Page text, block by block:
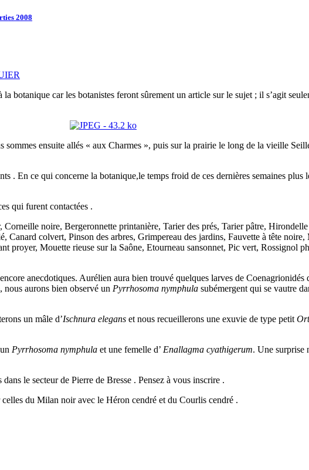
2008
botanique car les botanistes feront sûrement un article sur le sujet ; il s’agit
sommes ensuite allés « aux Charmes », puis sur la prairie le long de la vieille
. En ce qui concerne la botanique,le temps froid de ces dernières semaines plus
qui furent contactées .
Corneille noire, Bergeronnette printanière, Tarier des prés, Tarier pâtre,
colvert, Pinson des arbres, Grimpereau des jardins, Fauvette à tête
proyer, Mouette rieuse sur la Saône, Etourneau sansonnet, Pic vert, Rossignol
anecdotiques. Aurélien aura bien trouvé quelques larves de Coenagrionidés
aurons bien observé un Pyrrhosoma nymphula subémergent qui se vautre
un mâle d’Ischnura elegans et nous recueillerons une exuvie de type petit
Pyrrhosoma nymphula et une femelle d’ Enallagma cyathigerum. Une surprise
le secteur de Pierre de Bresse . Pensez à vous inscrire .
du Milan noir avec le Héron cendré et du Courlis cendré .